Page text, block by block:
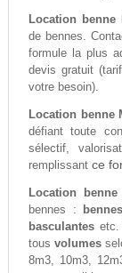
Location benne
de bennes.
formule la plus
devis gratuit
votre besoin).
Location benne
défiant toute
sélectif,
remplissant ce
Location benne
bennes :
basculantesetc.
tousvolumes
8m3, 10m3,